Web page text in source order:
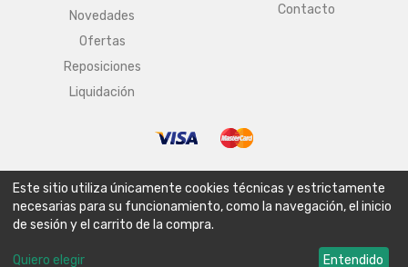
Novedades
Ofertas
Reposiciones
Liquidación
Contacto
Aviso legal Condiciones generales de venta
Política de envío
Política de privacidad
Política de cookies
Este sitio utiliza únicamente cookies técnicas y estrictamente
necesarias para su funcionamiento, como la navegación, el inicio
de sesión y el carrito de la compra.
Quiero elegir Entendido